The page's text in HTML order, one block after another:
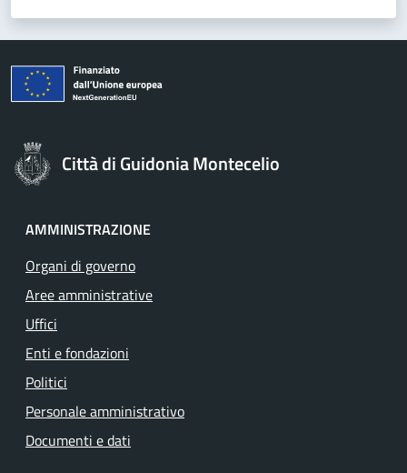
Città di Guidonia Montecelio
AMMINISTRAZIONE
Organi di governo
Aree amministrative
Uffici
Enti e fondazioni
Politici
Personale amministrativo
Documenti e dati